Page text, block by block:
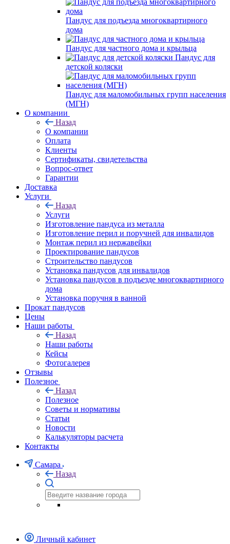
Пандус для подъезда многоквартирного
дома
Пандус для частного дома и крыльца
Пандус для
детской коляски
Пандус для маломобильных групп населения
(МГН)
О компании
Назад
О компании
Оплата
Клиенты
Сертификаты, свидетельства
Вопрос-ответ
Гарантии
Доставка
Услуги
Назад
Услуги
Изготовление пандуса из металла
Изготовление перил и поручней для инвалидов
Монтаж перил из нержавейки
Проектирование пандусов
Строительство пандусов
Установка пандусов для инвалидов
Установка пандусов в подъезде многоквартирного
дома
Установка поручня в ванной
Прокат пандусов
Цены
Наши работы
Назад
Наши работы
Кейсы
Фотогалерея
Отзывы
Полезное
Назад
Полезное
Советы и нормативы
Статьи
Новости
Калькуляторы расчета
Контакты
Самара
Назад
Личный кабинет